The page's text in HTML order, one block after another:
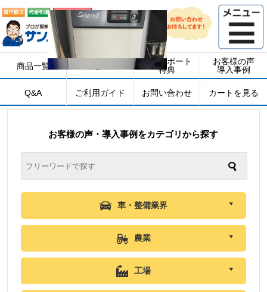
商品一覧
安心サポート
特典
お客様の声
導入事例
Q&A ご利用ガイド お問い合わせ カートを見る
お客様の声・導入事例をカテゴリから探す
車・整備業界
農業
工場